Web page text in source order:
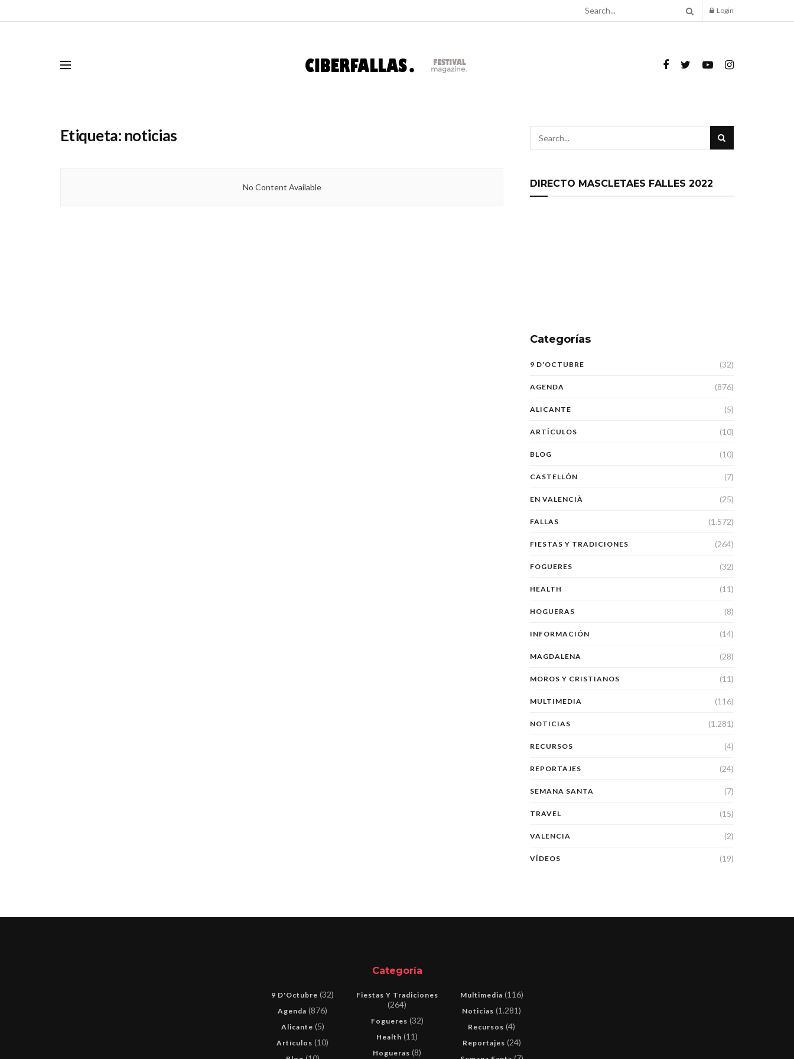
Login
Etiqueta: noticias
No Content Available DIRECTO MASCLETAES FALLES 2022
Categorías
9 D'OCTUBRE (32)
AGENDA (876)
ALICANTE (5)
ARTÍCULOS (10)
BLOG (10)
CASTELLÓN (7)
EN VALENCIÀ (25)
FALLAS (1.572)
FIESTAS Y TRADICIONES (264)
FOGUERES (32)
HEALTH (11)
HOGUERAS (8)
INFORMACIÓN (14)
MAGDALENA (28)
MOROS Y CRISTIANOS (11)
MULTIMEDIA (116)
NOTICIAS (1.281)
RECURSOS (4)
REPORTAJES (24)
SEMANA SANTA (7)
TRAVEL (15)
VALENCIA (2)
VÍDEOS (19)
Categoría
9 D'Octubre (32)
Agenda (876)
Alicante (5)
Artículos (10)
Fiestas Y Tradiciones
(264)
Fogueres (32)
Health (11)
Hogueras (8)
Multimedia (116)
Noticias (1.281)
Recursos (4)
Reportajes (24)